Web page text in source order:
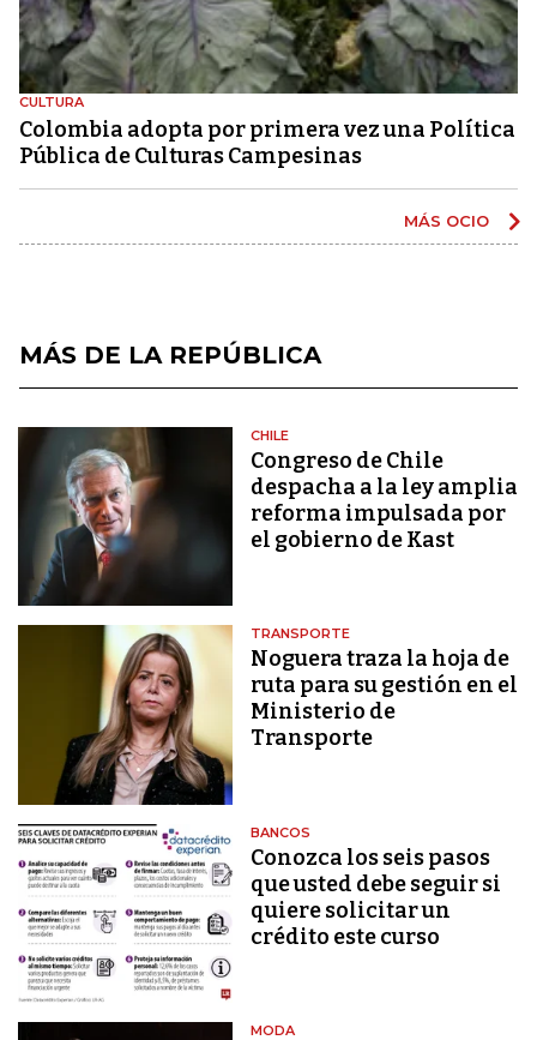
CULTURA
Colombia adopta por primera vez una Política
Pública de Culturas Campesinas
MÁS OCIO
MÁS DE LA REPÚBLICA
CHILE
Congreso de Chile
despacha a la ley amplia
reforma impulsada por
el gobierno de Kast
TRANSPORTE
Noguera traza la hoja de
ruta para su gestión en el
Ministerio de
Transporte
BANCOS
Conozca los seis pasos
que usted debe seguir si
quiere solicitar un
crédito este curso
MODA